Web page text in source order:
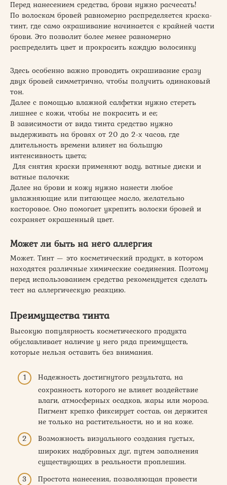
Перед нанесением средства, брови нужно расчесать!
По волоскам бровей равномерно распределяется краска-
тинт, где само окрашивание начинается с крайней части
брови. Это позволит более менее равномерно
распределить цвет и прокрасить каждую волосинку
Здесь особенно важно проводить окрашивание сразу
двух бровей симметрично, чтобы получить одинаковый
тон.
Далее с помощью влажной салфетки нужно стереть
лишнее с кожи, чтобы не покрасить и ее;
В зависимости от вида тинта средство нужно
выдерживать на бровях от 20 до 2-х часов, где
длительность времени влияет на большую
интенсивность цвета;
Для снятия краски применяют воду, ватные диски и
ватные палочки;
Далее на брови и кожу нужно нанести любое
увлажняющие или питающее масло, желательно
касторовое. Оно помогает укрепить волоски бровей и
сохраняет окрашенный цвет.
Может ли быть на него аллергия
Может. Тинт — это косметический продукт, в котором
находятся различные химические соединения. Поэтому
перед использованием средства рекомендуется сделать
тест на аллергическую реакцию.
Преимущества тинта
Высокую популярность косметического продукта
обуславливает наличие у него ряда преимуществ,
которые нельзя оставить без внимания.
Надежность достигнутого результата, на
сохранность которого не влияет воздействие
влаги, атмосферных осадков, жары или мороза.
Пигмент крепко фиксирует состав, он держится
не только на растительности, но и на коже.
Возможность визуального создания густых,
широких надбровных дуг, путем заполнения
существующих в реальности проплешин.
Простота нанесения, позволяющая провести